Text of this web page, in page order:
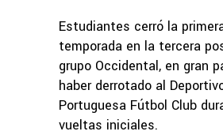
Estudiantes cerró la
temporada en la tercera
grupo Occidental, en gran
haber derrotado al
Portuguesa Fútbol Club
vueltas iniciales.